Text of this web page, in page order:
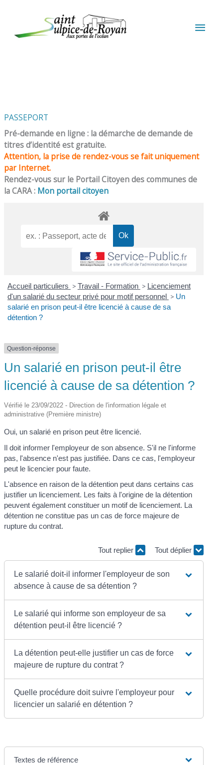
PASSEPORT
Pré-demande en ligne : la démarche de demande de
titres d’identité est gratuite.
Attention, la prise de rendez-vous se fait uniquement
par Internet.
Rendez-vous sur le Portail Citoyen des communes de
la CARA : Mon portail citoyen
Accueil particuliers > Travail - Formation > Licenciement
d'un salarié du secteur privé pour motif personnel > Un
salarié en prison peut-il être licencié à cause de sa
détention ?
Question-réponse
Un salarié en prison peut-il être
licencié à cause de sa détention ?
Vérifié le 23/09/2022 - Direction de l'information légale et
administrative (Première ministre)
Oui, un salarié en prison peut être licencié.
Il doit informer l'employeur de son absence. S'il ne l'informe
pas, l'absence n'est pas justifiée. Dans ce cas, l'employeur
peut le licencier pour faute.
L'absence en raison de la détention peut dans certains cas
justifier un licenciement. Les faits à l'origine de la détention
peuvent également constituer un motif de licenciement. La
détention ne constitue pas un cas de force majeure de
rupture du contrat.
Tout replier Tout déplier
Le salarié doit-il informer l'employeur de son
absence à cause de sa détention ?
Le salarié qui informe son employeur de sa
détention peut-il être licencié ?
La détention peut-elle justifier un cas de force
majeure de rupture du contrat ?
Quelle procédure doit suivre l'employeur pour
licencier un salarié en détention ?
Textes de référence